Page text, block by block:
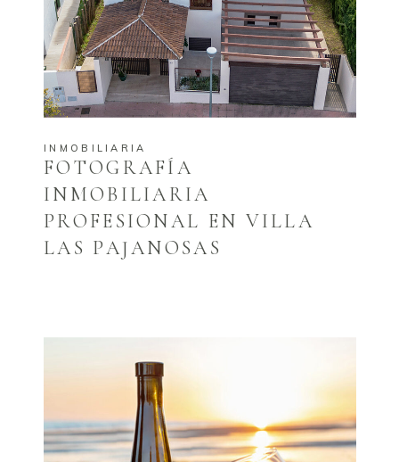
INMOBILIARIA
FOTOGRAFÍA
INMOBILIARIA
PROFESIONAL EN VILLA
LAS PAJANOSAS